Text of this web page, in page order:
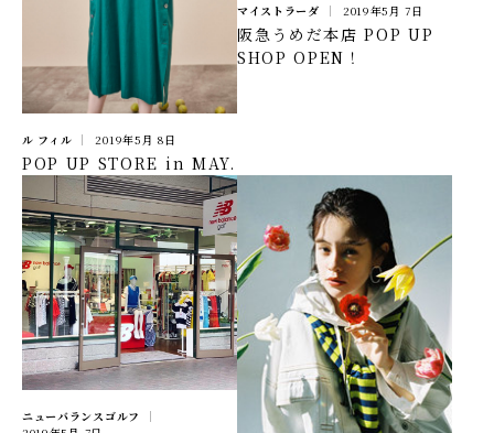
IR情報
TSIトピックス
Foreign Investor
採用情報
お問い合わせ
ル フィル 2019年5月 8日
POP UP STORE in MAY.
マイストラーダ 2019年5月 7日
阪急うめだ本店 POP UP
SHOP OPEN！
ニューバランスゴルフ